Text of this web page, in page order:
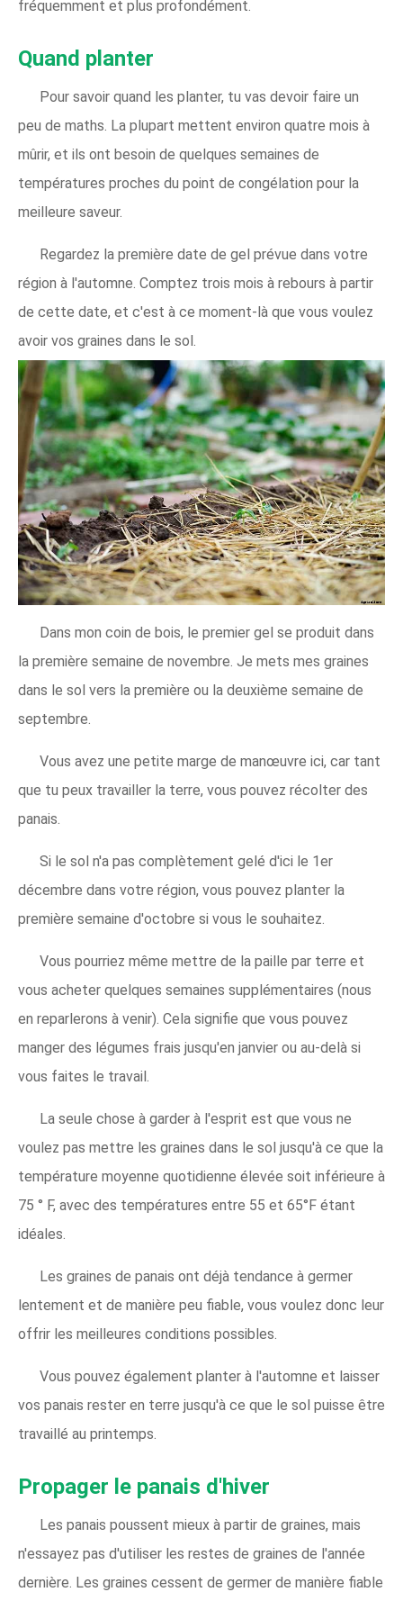
fréquemment et plus profondément.
Quand planter
Pour savoir quand les planter, tu vas devoir faire un
peu de maths. La plupart mettent environ quatre mois à
mûrir, et ils ont besoin de quelques semaines de
températures proches du point de congélation pour la
meilleure saveur.
Regardez la première date de gel prévue dans votre
région à l'automne. Comptez trois mois à rebours à partir
de cette date, et c'est à ce moment-là que vous voulez
avoir vos graines dans le sol.
Dans mon coin de bois, le premier gel se produit dans
la première semaine de novembre. Je mets mes graines
dans le sol vers la première ou la deuxième semaine de
septembre.
Vous avez une petite marge de manœuvre ici, car tant
que tu peux travailler la terre, vous pouvez récolter des
panais.
Si le sol n'a pas complètement gelé d'ici le 1er
décembre dans votre région, vous pouvez planter la
première semaine d'octobre si vous le souhaitez.
Vous pourriez même mettre de la paille par terre et
vous acheter quelques semaines supplémentaires (nous
en reparlerons à venir). Cela signifie que vous pouvez
manger des légumes frais jusqu'en janvier ou au-delà si
vous faites le travail.
La seule chose à garder à l'esprit est que vous ne
voulez pas mettre les graines dans le sol jusqu'à ce que la
température moyenne quotidienne élevée soit inférieure à
75 ° F, avec des températures entre 55 et 65°F étant
idéales.
Les graines de panais ont déjà tendance à germer
lentement et de manière peu fiable, vous voulez donc leur
offrir les meilleures conditions possibles.
Vous pouvez également planter à l'automne et laisser
vos panais rester en terre jusqu'à ce que le sol puisse être
travaillé au printemps.
Propager le panais d'hiver
Les panais poussent mieux à partir de graines, mais
n'essayez pas d'utiliser les restes de graines de l'année
dernière. Les graines cessent de germer de manière fiable